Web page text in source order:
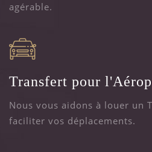
agérable.
Transfert pour
Nous vous aidons à louer un
faciliter vos déplacements.